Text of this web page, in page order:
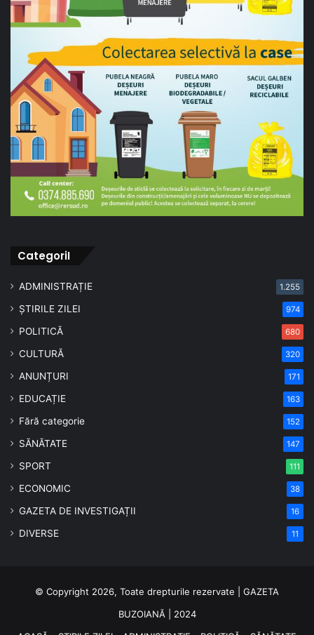
CategoriI
ADMINISTRAȚIE 1.255
ȘTIRILE ZILEI 974
POLITICĂ 680
CULTURĂ 320
ANUNȚURI 171
EDUCAȚIE 163
Fără categorie 152
SĂNĂTATE 147
SPORT 111
ECONOMIC 38
GAZETA DE INVESTIGAȚII 16
DIVERSE 11
© Copyright 2026, Toate drepturile rezervate | GAZETA
BUZOIANĂ | 2024